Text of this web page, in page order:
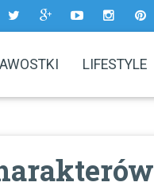
LIFESTYLE